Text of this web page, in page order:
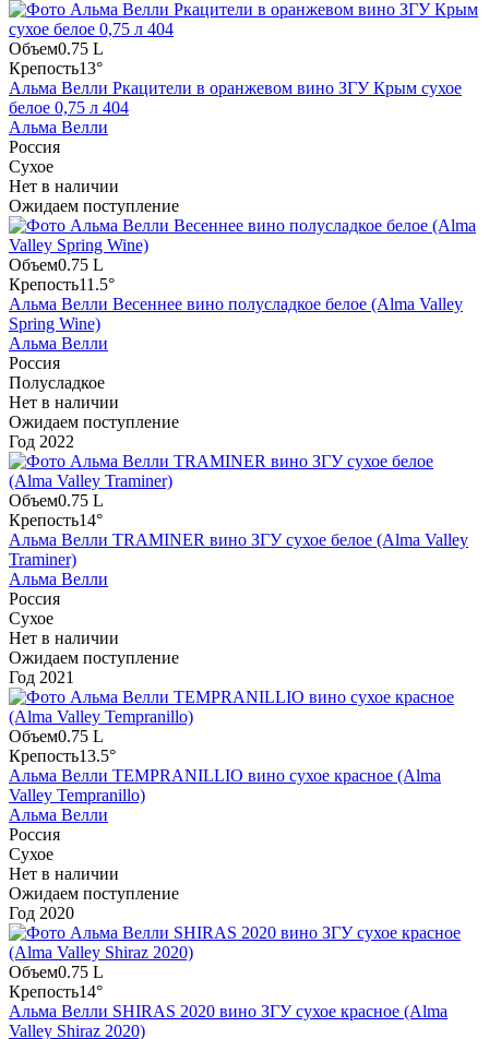
Объем0.75 L
Крепость13°
Альма Велли Ркацители в оранжевом вино ЗГУ Крым сухое
белое 0,75 л 404
Альма Велли
Россия
Сухое
Нет в наличии
Ожидаем поступление
Объем0.75 L
Крепость11.5°
Альма Велли Весеннее вино полусладкое белое (Alma Valley
Spring Wine)
Альма Велли
Россия
Полусладкое
Нет в наличии
Ожидаем поступление
Год 2022
Объем0.75 L
Крепость14°
Альма Велли TRAMINER вино ЗГУ сухое белое (Alma Valley
Traminer)
Альма Велли
Россия
Сухое
Нет в наличии
Ожидаем поступление
Год 2021
Объем0.75 L
Крепость13.5°
Альма Велли TEMPRANILLIO вино сухое красное (Alma
Valley Tempranillo)
Альма Велли
Россия
Сухое
Нет в наличии
Ожидаем поступление
Год 2020
Объем0.75 L
Крепость14°
Альма Велли SHIRAS 2020 вино ЗГУ сухое красное (Alma
Valley Shiraz 2020)